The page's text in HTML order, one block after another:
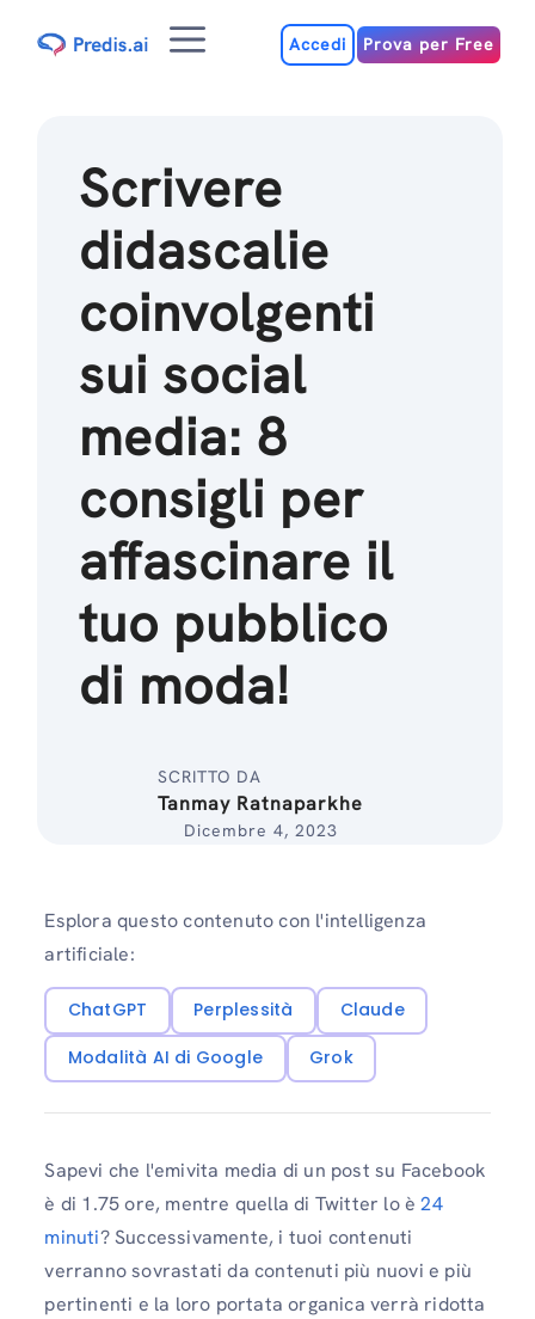
MenuAccedi Prova per Free
Scrivere
didascalie
coinvolgenti
sui social
media: 8
consigli per
affascinare il
tuo pubblico
di moda!
SCRITTO DA
Tanmay Ratnaparkhe
Dicembre 4, 2023
Esplora questo contenuto con l'intelligenza
artificiale:
ChatGPT Perplessità
Claude
Modalità AI di Google
Grok
Sapevi che l'emivita media di un post su Facebook
è di 1.75 ore, mentre quella di Twitter lo è24
minuti? Successivamente, i tuoi contenuti
verranno sovrastati da contenuti più nuovi e più
pertinenti e la loro portata organica verrà ridotta